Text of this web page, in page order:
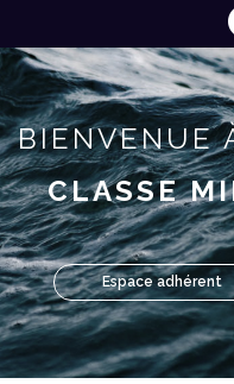
BIENVENUE
CLASSE
Espace adhérent